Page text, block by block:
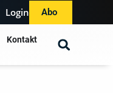
Login Abo
Kontakt